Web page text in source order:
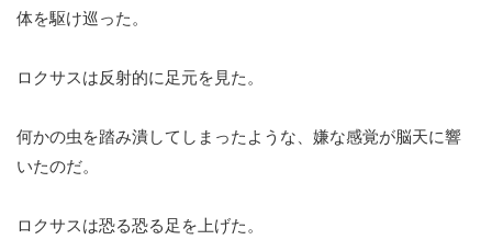
体を駆け巡った。
ロクサスは反射的に足元を見た。
何かの虫を踏み潰してしまったような、嫌な感覚が脳天に響
いたのだ。
ロクサスは恐る恐る足を上げた。